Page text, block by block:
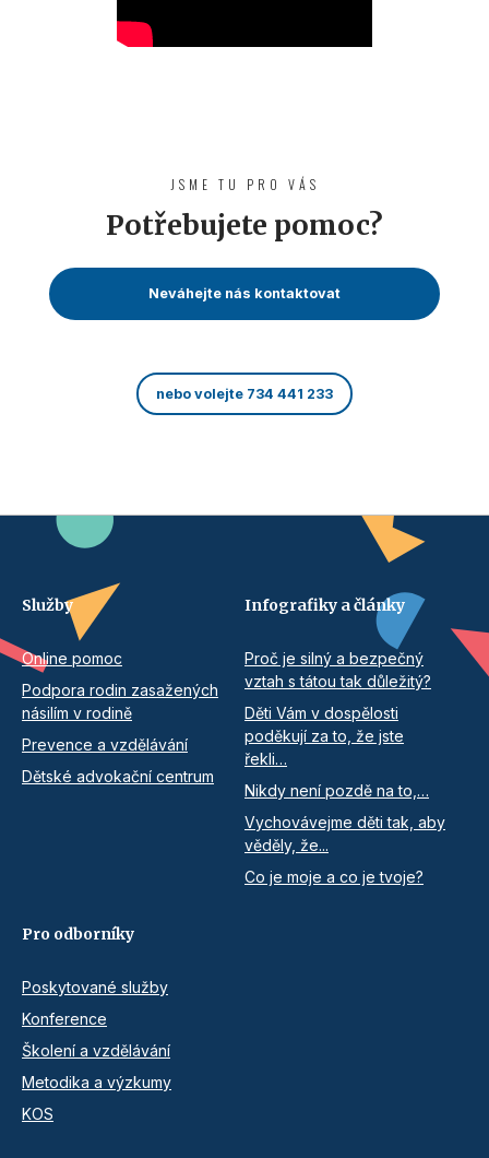
JSME TU PRO VÁS
Potřebujete pomoc?
Neváhejte nás kontaktovat
nebo volejte 734 441 233
Služby
Online pomoc
Podpora rodin zasažených
násilím v rodině
Prevence a vzdělávání
Dětské advokační centrum
Infografiky a články
Proč je silný a bezpečný
vztah s tátou tak důležitý?
Děti Vám v dospělosti
poděkují za to, že jste
řekli…
Nikdy není pozdě na to,…
Vychovávejme děti tak, aby
věděly, že...
Co je moje a co je tvoje?
Pro odborníky
Poskytované služby
Konference
Školení a vzdělávání
Metodika a výzkumy
KOS